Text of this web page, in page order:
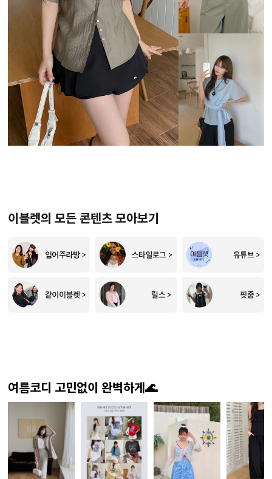
이블렛의 모든 콘텐츠 모아보기
여름코디 고민없이 완벽하게🌊